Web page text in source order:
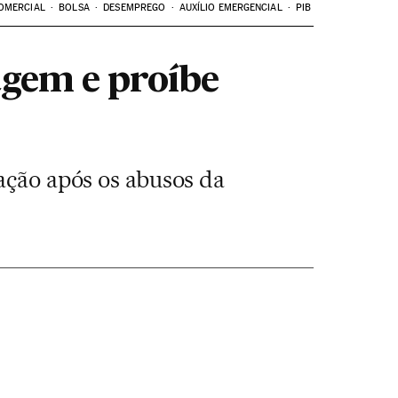
BOLSA DESEMPREGO AUXÍLIO EMERGENCIAL PIB
e proíbe
após os abusos da